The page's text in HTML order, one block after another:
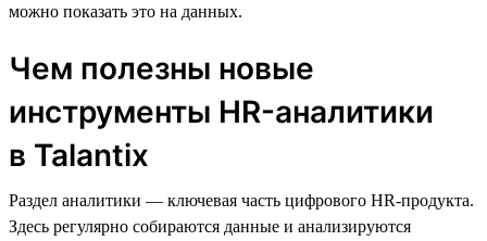
можно показать это на данных.
Чем полезны новые
инструменты HR-аналитики
в Talantix
Раздел аналитики — ключевая часть цифрового HR-продукта.
Здесь регулярно собираются данные и анализируются